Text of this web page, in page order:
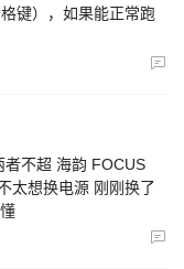
键），如果能正常跑
不超 海韵 FOCUS
太想换电源 刚刚换了